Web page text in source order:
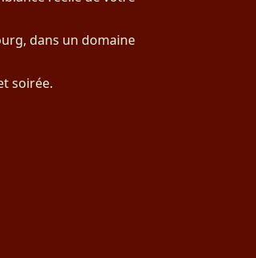
dans un domaine
soirée.